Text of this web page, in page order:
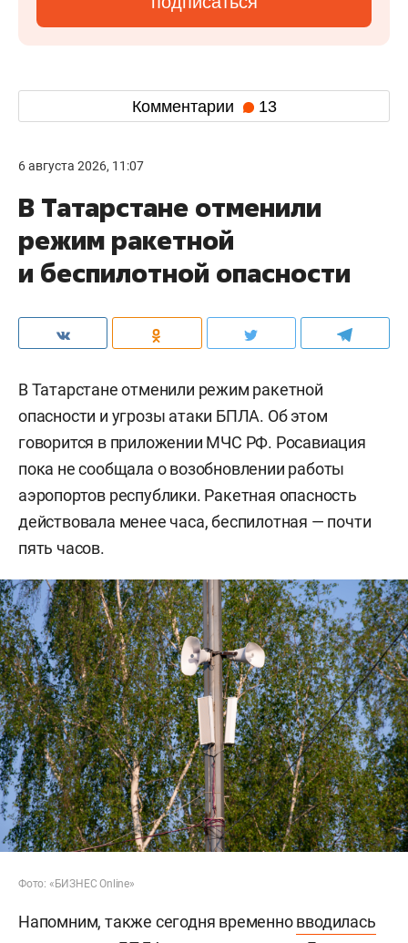
Комментарии 13
6 августа 2026, 11:07
В Татарстане отменили
режим ракетной
и беспилотной опасности
В Татарстане отменили режим ракетной
опасности и угрозы атаки БПЛА. Об этом
говорится в приложении МЧС РФ. Росавиация
пока не сообщала о возобновлении работы
аэропортов республики. Ракетная опасность
действовала менее часа, беспилотная — почти
пять часов.
Фото: «БИЗНЕС Online»
Напомним, также сегодня временновводилась